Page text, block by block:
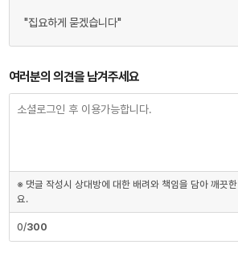
"집요하게 묻겠습니다"
여러분의 의견을 남겨주세요
※ 댓글 작성시 상대방에 대한 배려와 책임을 담아 깨끗
요.
0/300